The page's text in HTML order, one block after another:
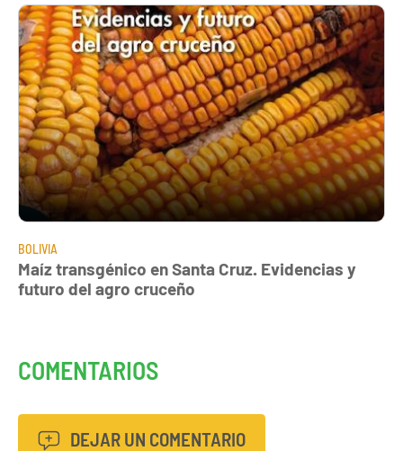
BOLIVIA
Maíz transgénico en Santa Cruz. Evidencias y
futuro del agro cruceño
COMENTARIOS
DEJAR UN COMENTARIO